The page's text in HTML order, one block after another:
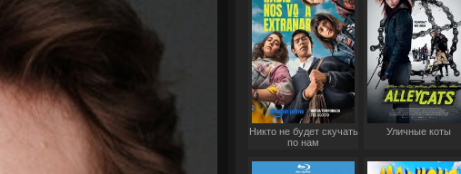
Никто не будет скучать
по нам
Уличные коты